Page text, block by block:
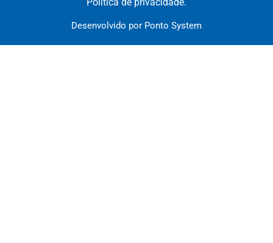
Desenvolvido por Ponto System